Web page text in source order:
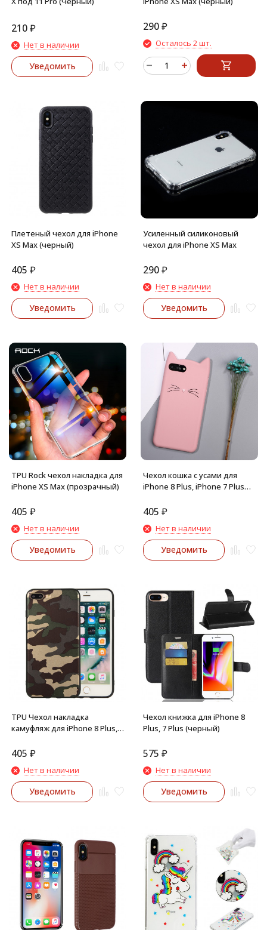
210₽
Нет в наличии
Уведомить
290₽
Осталось 2 шт.
Плетеный чехол для iPhone
XS Max (черный)
405 ₽
Нет в наличии
Уведомить
Усиленный силиконовый
чехол для iPhone XS Max
290₽
Нет в наличии
Уведомить
TPU Rock чехол накладка для
iPhone XS Max (прозрачный)
405 ₽
Нет в наличии
Уведомить
Чехол кошка с усами для
iPhone 8 Plus, iPhone 7 Plus
405 ₽
Нет в наличии
Уведомить
TPU Чехол накладка
камуфляж для iPhone 8 Plus,
405 ₽
Нет в наличии
Уведомить
Чехол книжка для iPhone 8
Plus, 7 Plus (черный)
575 ₽
Нет в наличии
Уведомить